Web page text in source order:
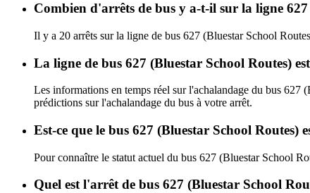
Combien d'arrêts de bus y a-t-il sur la ligne
Il y a 20 arrêts sur la ligne de bus 627 (Bluestar School
La ligne de bus 627 (Bluestar School Routes)
Les informations en temps réel sur l'achalandage du bus 627
prédictions sur l'achalandage du bus à votre arrêt.
Est-ce que le bus 627 (Bluestar School Routes)
Pour connaître le statut actuel du bus 627 (Bluestar School
Quel est l'arrêt de bus 627 (Bluestar School